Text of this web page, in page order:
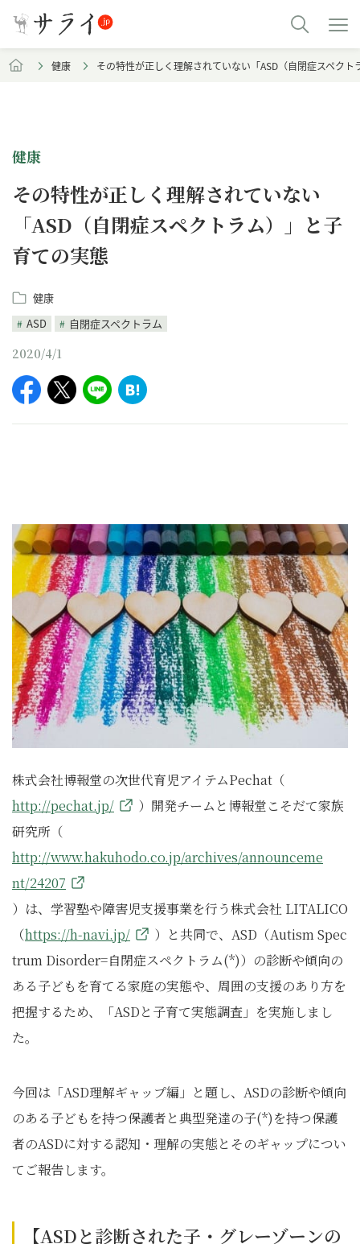
健康 その特性が正しく理解されていない「ASD（自閉症スペク
健康
その特性が正しく理解されていない
「ASD（自閉症スペクトラム）」と子
育ての実態
健康
ASD
自閉症スペクトラム
2020/4/1
株式会社博報堂の次世代育児アイテムPechat（
http://pechat.jp/
）開発チームと博報堂こそだて家族
研究所（
http://www.hakuhodo.co.jp/archives/announceme
nt/24207
）は、学習塾や障害児支援事業を行う株式会社 LITALICO
（https://h-navi.jp/
）と共同で、ASD（Autism Spec
trum Disorder=自閉症スペクトラム(*)）の診断や傾向の
ある子どもを育てる家庭の実態や、周囲の支援のあり方を
把握するため、「ASDと子育て実態調査」を実施しまし
た。
今回は「ASD理解ギャップ編」と題し、ASDの診断や傾向
のある子どもを持つ保護者と典型発達の子(*)を持つ保護
者のASDに対する認知・理解の実態とそのギャップについ
てご報告します。
【ASDと診断された子・グレーゾーンの